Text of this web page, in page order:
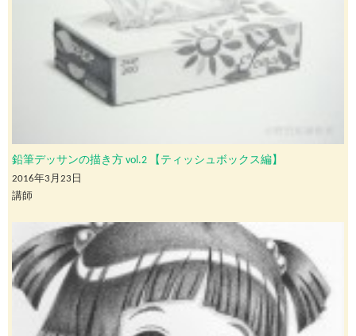
鉛筆デッサンの描き方 vol.2 【ティッシュボックス編】
2016年3月23日
講師